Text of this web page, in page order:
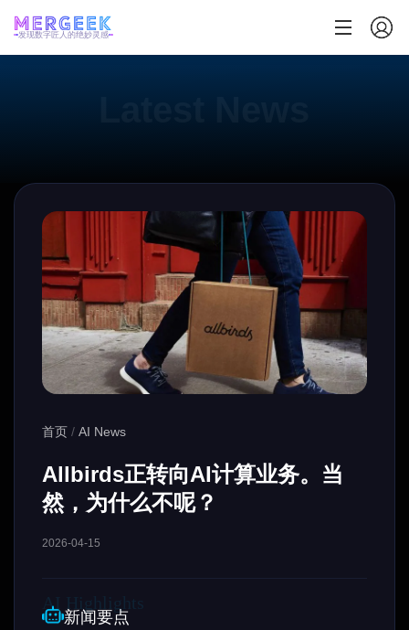
发现数字匠人的绝妙灵感
首页 / AI News
Allbirds正转向AI计算业务。当
然，为什么不呢？
2026-04-15
新闻要点